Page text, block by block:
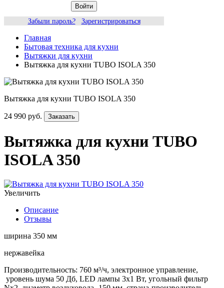
Войти
Забыли пароль?
Зарегистрироваться
Главная
Бытовая техника для кухни
Вытяжки для кухни
Вытяжка для кухни TUBO ISOLA 350
Вытяжка для кухни TUBO ISOLA 350
24 990 руб. Заказать
Вытяжка для кухни TUBO
ISOLA 350
Увеличить
Описание
Отзывы
ширина 350 мм
нержавейка
Производительность: 760 м³/ч, электронное управление,
уровень шума 50 Дб, LED лампы 3х1 Вт, угольный фильтр